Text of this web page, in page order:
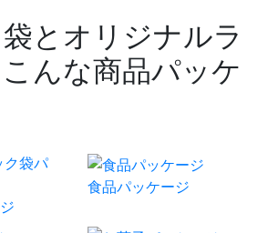
とオリジナルラ
んな商品パッケ
食品パッケージ